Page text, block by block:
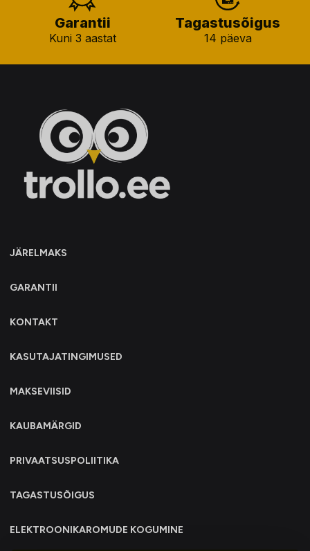
Garantii
Kuni 3 aastat
Tagastusõigus
14 päeva
JÄRELMAKS
GARANTII
KONTAKT
KASUTAJATINGIMUSED
MAKSEVIISID
KAUBAMÄRGID
PRIVAATSUSPOLIITIKA
TAGASTUSÕIGUS
ELEKTROONIKAROMUDE KOGUMINE